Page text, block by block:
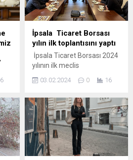
7
İpsala Ticaret Borsası
yılın ilk toplantısını yaptı
İpsala Ticaret Borsası 2024
yılının ilk meclis
değerlendirdi ve 2024 yılının
Erdoğan DEMİR / EDİRNE
(İGFA) – 2024 Yılı Ocak Ayı
İlk Meclis Toplantısı Meclis
Başkanı Ali
Ercan başkanlığında, Meclis
Divanı, Yönetim Kurulu
03.02.2024 0 16